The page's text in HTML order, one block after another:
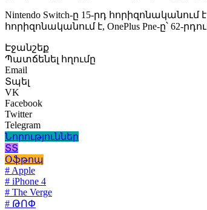
Nintendo Switch-ը 15-րդ հորիզոնականում
հորիզոնականում է, OnePlus Pne-ը՝ 62-
Էջանշեք
Պատճենել հղումը
Email
Տպել
VK
Facebook
Twitter
Telegram
Նորություններ
ՏՏ
Օֆթոպ
# Apple
# iPhone 4
# The Verge
# ԹՈՓ